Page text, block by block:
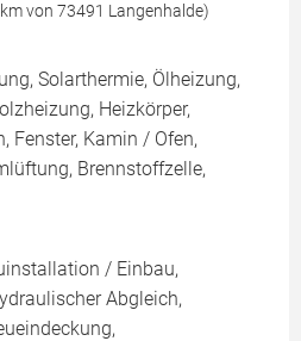
von 73491 Langenhalde)
Solarthermie, Ölheizung,
Heizkörper,
Fenster, Kamin / Ofen,
Brennstoffzelle,
/ Einbau,
Abgleich,